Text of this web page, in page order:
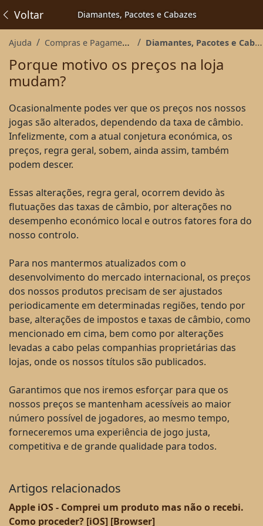
Diamantes, Pacotes e Cabazes
Voltar
Ajuda Compras e Pagamentos Diamantes, Pacotes e Cabazes
Porque motivo os preços na loja
mudam?
Ocasionalmente podes ver que os preços nos nossos
jogas são alterados, dependendo da taxa de câmbio.
Infelizmente, com a atual conjetura económica, os
preços, regra geral, sobem, ainda assim, também
podem descer.
Essas alterações, regra geral, ocorrem devido às
flutuações das taxas de câmbio, por alterações no
desempenho económico local e outros fatores fora do
nosso controlo.
Para nos mantermos atualizados com o
desenvolvimento do mercado internacional, os preços
dos nossos produtos precisam de ser ajustados
periodicamente em determinadas regiões, tendo por
base, alterações de impostos e taxas de câmbio, como
mencionado em cima, bem como por alterações
levadas a cabo pelas companhias proprietárias das
lojas, onde os nossos títulos são publicados.
Garantimos que nos iremos esforçar para que os
nossos preços se mantenham acessíveis ao maior
número possível de jogadores, ao mesmo tempo,
forneceremos uma experiência de jogo justa,
competitiva e de grande qualidade para todos.
Artigos relacionados
Apple iOS - Comprei um produto mas não o recebi.
Como proceder? [iOS] [Browser]